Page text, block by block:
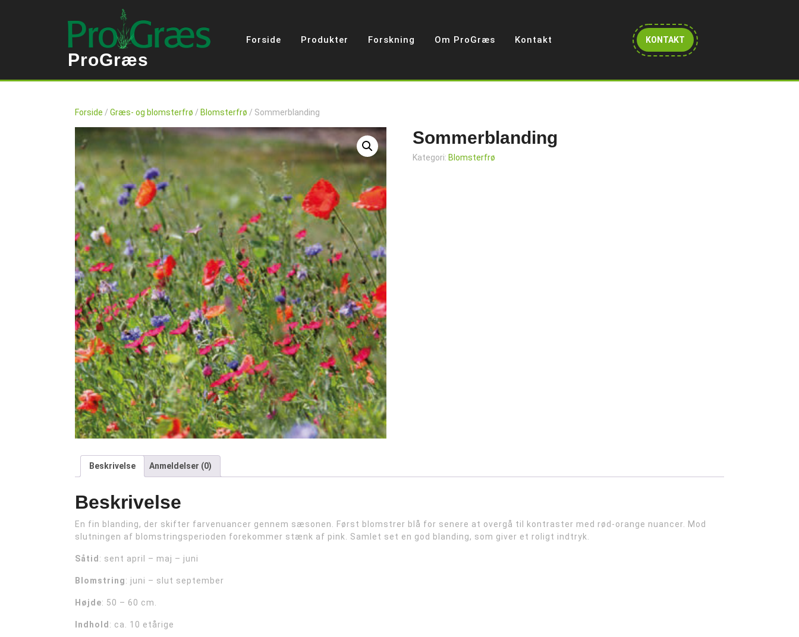
ProGræs
Forside Produkter Forskning Om ProGræs Kontakt KONTAKT Get
A
Forside / Græs- og blomsterfrø / Blomsterfrø / Sommerblanding
Sommerblanding
Kategori: Blomsterfrø
Beskrivelse Anmeldelser (0)
Beskrivelse
En fin blanding, der skifter farvenuancer gennem sæsonen. Først blomstrer blå for senere at overgå til kontraster med rød-orange nuancer. Mod
slutningen af blomstringsperioden forekommer stænk af pink. Samlet set en god blanding, som giver et roligt indtryk.
Såtid : sent april – maj – juni
Blomstring: juni – slut september
Højde: 50 – 60 cm.
Indhold : ca. 10 etårige